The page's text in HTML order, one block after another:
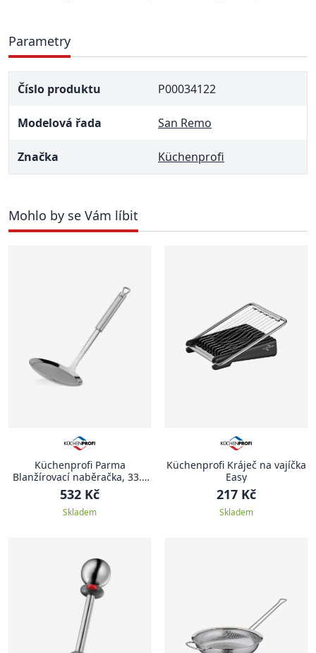
Parametry
Číslo produktu P00034122
Modelová řada San Remo
Značka Küchenprofi
Mohlo by se Vám líbit
Küchenprofi Parma
Blanžírovací naběračka, 33.5
cm
532 Kč
Skladem
Küchenprofi Kráječ na vajíčka
Easy
217 Kč
Skladem